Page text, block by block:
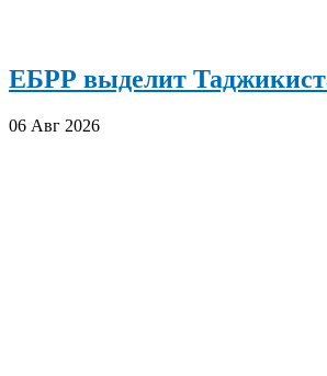
ЕБРР выделит
06 Авг 2026